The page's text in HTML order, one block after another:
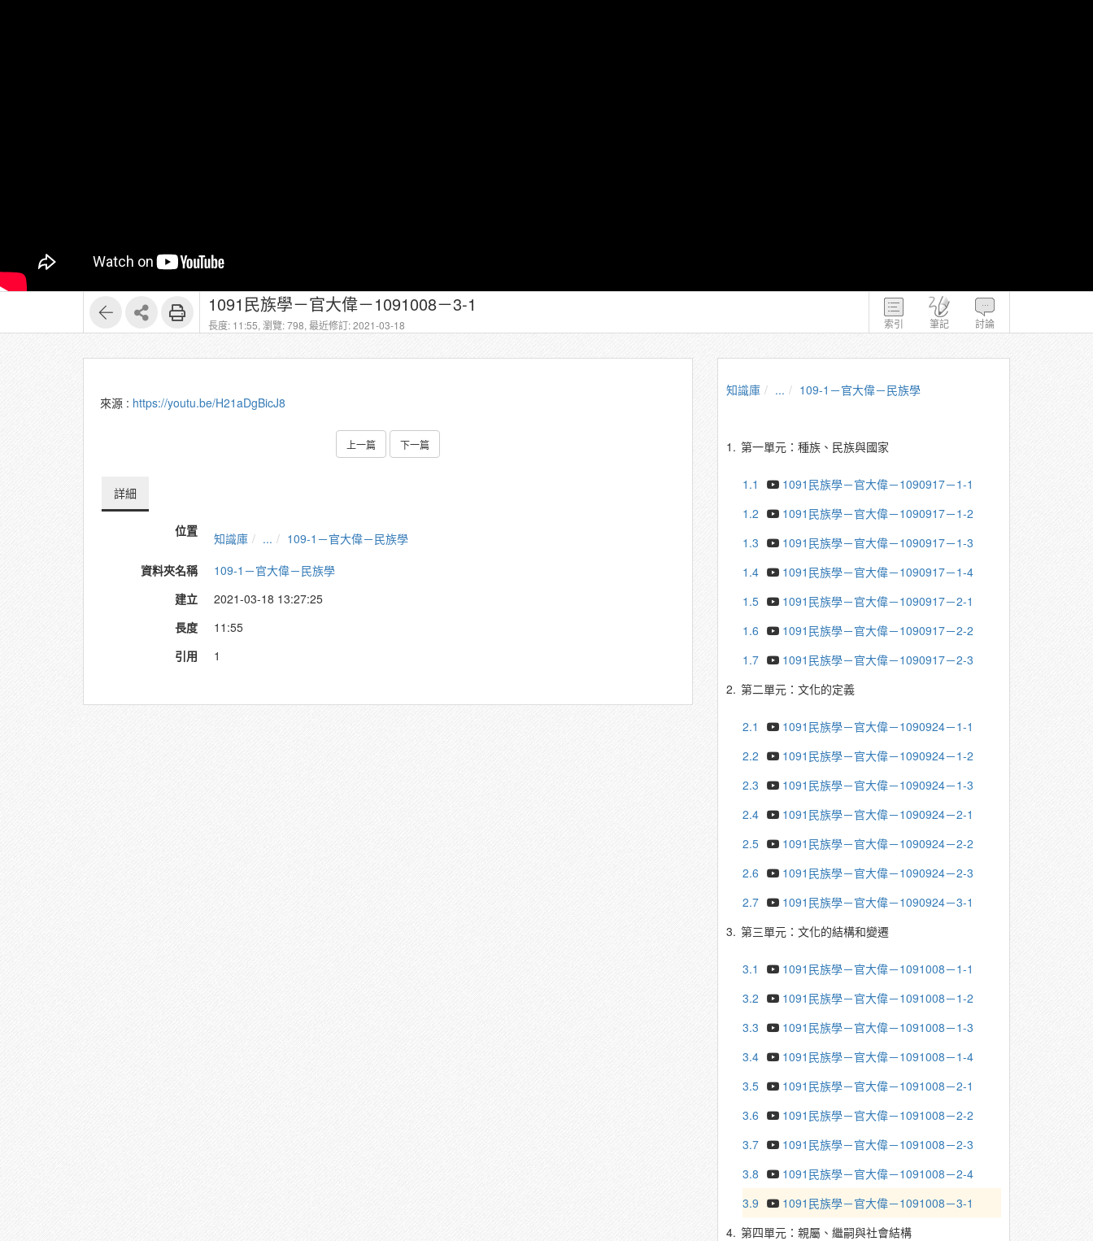
索引 筆記 討論
1091民族學－官大偉－1091008－3-1
長度: 11:55, 瀏覽: 798, 最近修訂: 2021-03-18
來源 : https://youtu.be/H21aDgBicJ8
上一篇 下一篇
詳細
位置 知識庫 ...
109-1－官大偉－民族學
資料夾名稱
109-1－官大偉－民族學
建立
2021-03-18 13:27:25
長度
11:55
引用
1
知識庫 ... 109-1－官大偉－民族學
1. 第一單元：種族、民族與國家
1.1
1091民族學－官大偉－1090917－1-1
1.2
1091民族學－官大偉－1090917－1-2
1.3
1091民族學－官大偉－1090917－1-3
1.4
1091民族學－官大偉－1090917－1-4
1.5
1091民族學－官大偉－1090917－2-1
1.6
1091民族學－官大偉－1090917－2-2
1.7
1091民族學－官大偉－1090917－2-3
2. 第二單元：文化的定義
2.1
1091民族學－官大偉－1090924－1-1
2.2
1091民族學－官大偉－1090924－1-2
2.3
1091民族學－官大偉－1090924－1-3
2.4
1091民族學－官大偉－1090924－2-1
2.5
1091民族學－官大偉－1090924－2-2
2.6
1091民族學－官大偉－1090924－2-3
2.7
1091民族學－官大偉－1090924－3-1
3. 第三單元：文化的結構和變遷
3.1
1091民族學－官大偉－1091008－1-1
3.2
1091民族學－官大偉－1091008－1-2
3.3
1091民族學－官大偉－1091008－1-3
3.4
1091民族學－官大偉－1091008－1-4
3.5
1091民族學－官大偉－1091008－2-1
3.6
1091民族學－官大偉－1091008－2-2
3.7
1091民族學－官大偉－1091008－2-3
3.8
1091民族學－官大偉－1091008－2-4
3.9
1091民族學－官大偉－1091008－3-1
4. 第四單元：親屬、繼嗣與社會結構